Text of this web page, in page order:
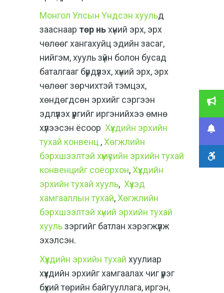
Монгол Улсын Үндсэн хуульд
зааснаар төр ньхүний эрх, эрх
чөлөөг хангахуйц эдийн засаг,
нийгэм, хууль зүйн болон бусад
баталгааг бүрдүүлэх, хүний эрх, эрх
чөлөөг зөрчихтэй тэмцэх,
хөндөгдсөн эрхийг сэргээн
эдлүүлэх үүргийг иргэнийхээ өмнө
хүлээсэн ёсоор Хүүхдийн эрхийн
тухай конвенц , Хөгжлийн
бэрхшээлтэй хүмүүсийн эрхийн тухай
конвенцийг соёорхон, Хүүхдийн
эрхийн тухай хууль, Хүүхэд
хамгааллын тухай, Хөгжлийн
бэрхшээлтэй хүний эрхийн тухай
хуульзэргийг батлан хэрэгжүүлж
эхэлсэн.
Хүүхдийн эрхийн тухай хуулиар
хүүхдийн эрхийг хамгаалах чиг үүрэг
бүхий төрийн байгууллага, иргэн,